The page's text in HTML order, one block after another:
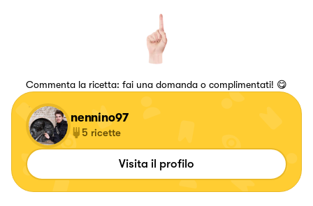
Commenta la ricetta: fai una domanda o complimentati! 😋
nennino97
5 ricette
Visita il profilo